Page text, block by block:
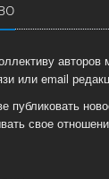
или email
публиковать
свое